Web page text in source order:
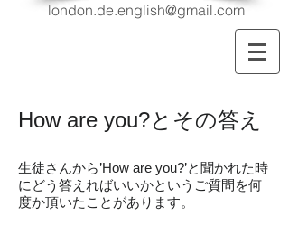
london.de.english@gmail.com
How are you?とその答え
生徒さんから’How are you?’と聞かれた時
にどう答えればいいかというご質問を何
度か頂いたことがあります。